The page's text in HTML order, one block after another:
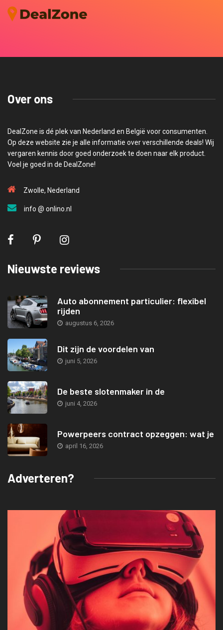
Over ons
DealZone is dé plek van Nederland en België voor consumenten.
Op deze website zie je alle informatie over verschillende deals! Wij
vergaren kennis door goed onderzoek te doen naar elk product.
Voel je goed in de DealZone!
Zwolle, Nederland
info @ onlino.nl
Nieuwste reviews
Auto abonnement particulier: flexibel
rijden
augustus 6, 2026
Dit zijn de voordelen van
juni 5, 2026
De beste slotenmaker in de
juni 4, 2026
Powerpeers contract opzeggen: wat je
april 16, 2026
Adverteren?